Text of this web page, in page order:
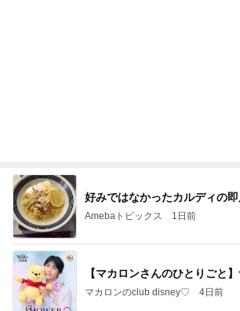
好みではなかったカルディの
Amebaトピックス 1日前
【マカロンさんのひとりごと
マカロンのclub disney♡ 4日前